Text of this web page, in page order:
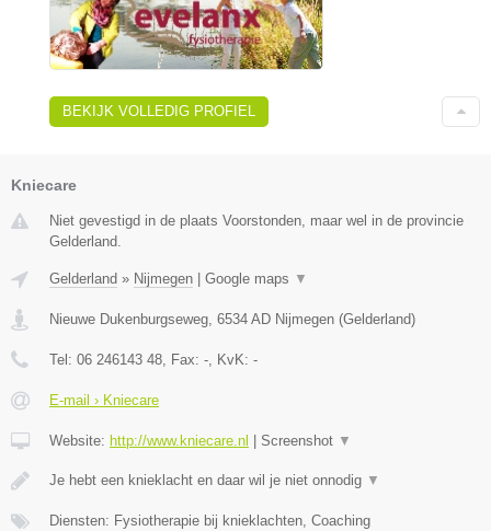
BEKIJK VOLLEDIG PROFIEL
Kniecare
Niet gevestigd in de plaats Voorstonden, maar wel in de provincie
Gelderland.
Gelderland » Nijmegen | Google maps ▼
Nieuwe Dukenburgseweg 6534 AD Nijmegen (Gelderland)
Tel: 06 246143 48 , Fax: - , KvK: -
E-mail › Kniecare
Website: http://www.kniecare.nl | Screenshot ▼
Je hebt een knieklacht en daar wil je niet onnodig ▼
Diensten: Fysiotherapie bij knieklachten, Coaching